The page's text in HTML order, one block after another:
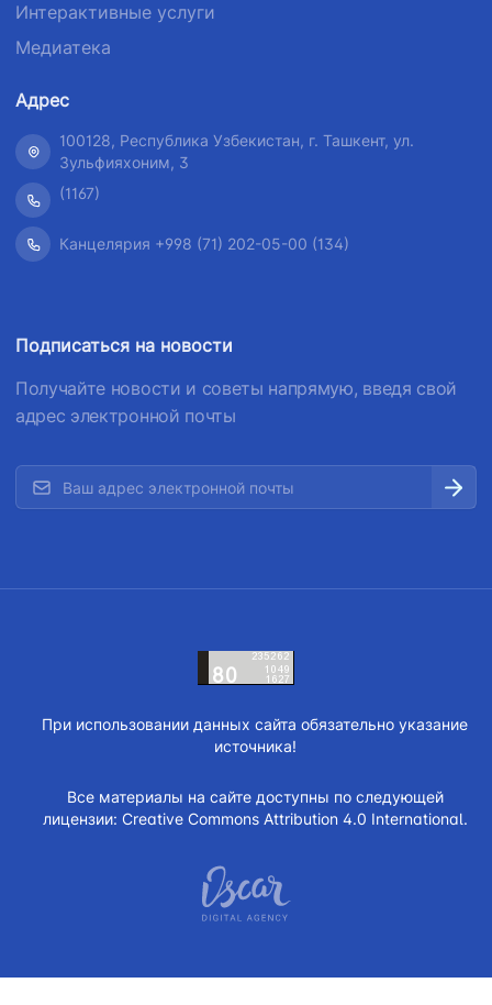
Интерактивные услуги
Медиатека
Адрес
100128, Республика Узбекистан, г. Ташкент, ул.
Зульфияхоним, 3
(1167)
Канцелярия +998 (71) 202-05-00 (134)
Подписаться на новости
Получайте новости и советы напрямую, введя свой
адрес электронной почты
При использовании данных сайта обязательно указание
источника!
Все материалы на сайте доступны по следующей
лицензии: Creative Commons Attribution 4.0 International.